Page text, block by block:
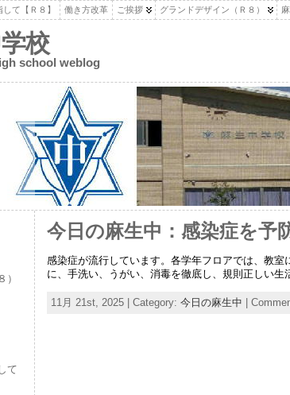
て【Ｒ８】 働き方改革 ご挨拶 グランドデザイン（Ｒ８）
校
school weblog
て
今日の麻生中：感染症を予
感染症が流行しています。各学年フロアでは、教
に、手洗い、うがい、消毒を徹底し、規則正しい生
11月 21st, 2025 | Category: 今日の麻生中 |